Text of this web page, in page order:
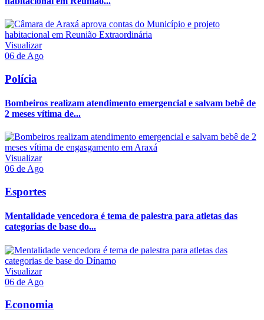
Visualizar
06 de Ago
Polícia
Bombeiros realizam atendimento emergencial e salvam bebê de
2 meses vítima de...
Visualizar
06 de Ago
Esportes
Mentalidade vencedora é tema de palestra para atletas das
categorias de base do...
Visualizar
06 de Ago
Economia